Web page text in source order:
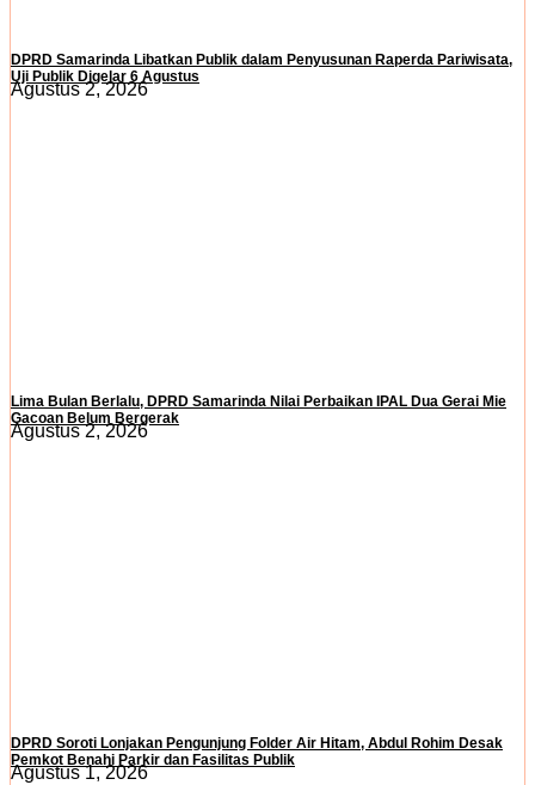
DPRD Samarinda Libatkan Publik dalam Penyusunan Raperda Pariwisata,
Uji Publik Digelar 6 Agustus
Agustus 2, 2026
Lima Bulan Berlalu, DPRD Samarinda Nilai Perbaikan IPAL Dua Gerai Mie
Gacoan Belum Bergerak
Agustus 2, 2026
DPRD Soroti Lonjakan Pengunjung Folder Air Hitam, Abdul Rohim Desak
Pemkot Benahi Parkir dan Fasilitas Publik
Agustus 1, 2026